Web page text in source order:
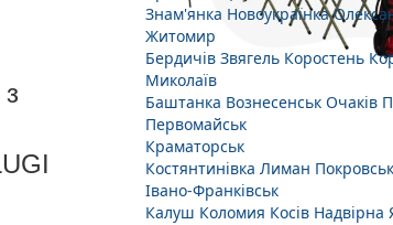
Знам'янка Новоукраїнка
Житомир
Бердичів Звягель Коростень
Миколаїв
Баштанка Вознесенськ Очаків
Первомайськ
Краматорськ
Костянтинівка Лиман Покровськ
Івано-Франківськ
Калуш Коломия Косів Надвірна